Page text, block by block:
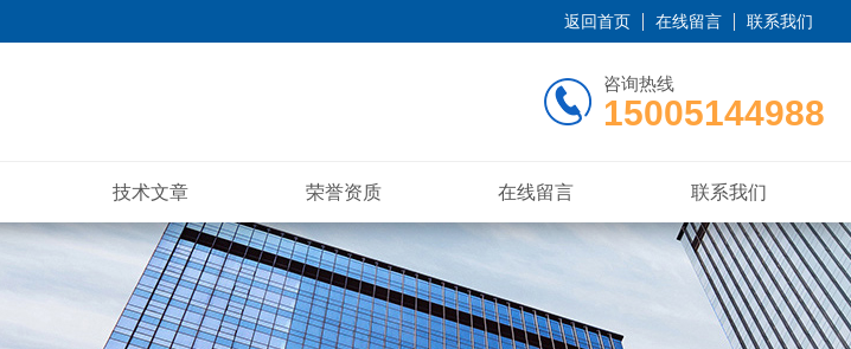
返回首页 在线留言 联系我们
咨询热线
15005144988
技术文章 荣誉资质 在线留言 联系我们